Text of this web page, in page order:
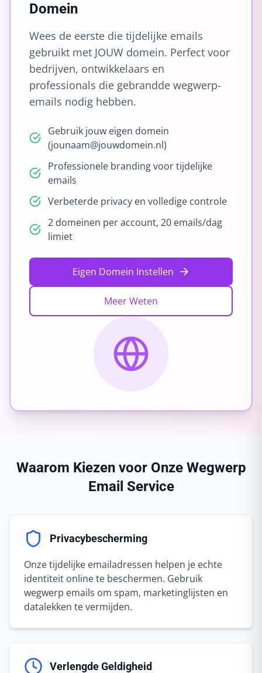
Domein
Wees de eerste die tijdelijke emails
gebruikt met JOUW domein. Perfect voor
bedrijven, ontwikkelaars en
professionals die gebrandde wegwerp-
emails nodig hebben.
Gebruik jouw eigen domein
(jounaam@jouwdomein.nl)
Professionele branding voor tijdelijke
emails
Verbeterde privacy en volledige controle
2 domeinen per account, 20 emails/dag
limiet
Eigen Domein Instellen
Meer Weten
Waarom Kiezen voor Onze Wegwerp
Email Service
Privacybescherming
Onze tijdelijke emailadressen helpen je echte
identiteit online te beschermen. Gebruik
wegwerp emails om spam, marketinglijsten en
datalekken te vermijden.
Verlengde Geldigheid